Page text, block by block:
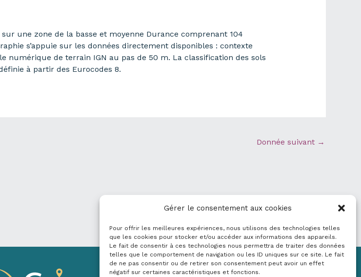
Gérer le consentement aux cookies
Pour offrir les meilleures expériences, nous utilisons des technologies telles
que les cookies pour stocker et/ou accéder aux informations des appareils.
Le fait de consentir à ces technologies nous permettra de traiter des données
telles que le comportement de navigation ou les ID uniques sur ce site. Le fait
de ne pas consentir ou de retirer son consentement peut avoir un effet
négatif sur certaines caractéristiques et fonctions.
une zone de la basse et moyenne Durance comprenant 104
s’appuie sur les données directement disponibles : contexte
numérique de terrain IGN au pas de 50 m. La classification des sols
à partir des Eurocodes 8.
Donnée suivant →
Mentions légales